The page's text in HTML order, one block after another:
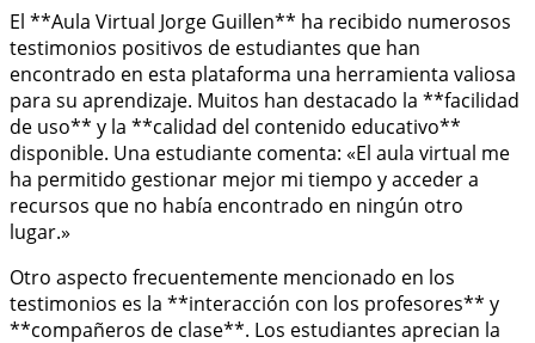
El **Aula Virtual Jorge Guillen** ha recibido numerosos
testimonios positivos de estudiantes que han
encontrado en esta plataforma una herramienta valiosa
para su aprendizaje. Muitos han destacado la **facilidad
de uso** y la **calidad del contenido educativo**
disponible. Una estudiante comenta: «El aula virtual me
ha permitido gestionar mejor mi tiempo y acceder a
recursos que no había encontrado en ningún otro
lugar.»
Otro aspecto frecuentemente mencionado en los
testimonios es la **interacción con los profesores** y
**compañeros de clase**. Los estudiantes aprecian la